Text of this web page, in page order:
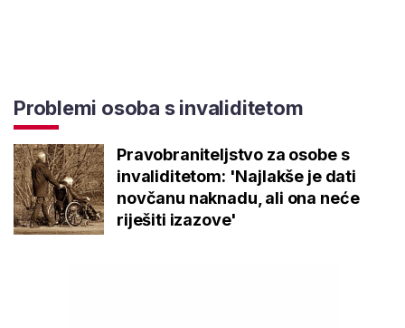
Problemi osoba s invaliditetom
Pravobraniteljstvo za osobe s
invaliditetom: 'Najlakše je dati
novčanu naknadu, ali ona neće
riješiti izazove'